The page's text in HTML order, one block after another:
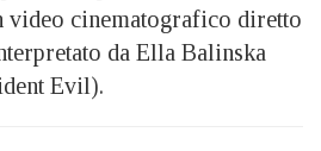
video cinematografico diretto
da Ella Balinska
Evil).